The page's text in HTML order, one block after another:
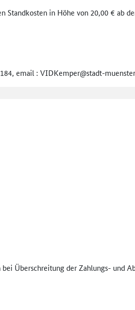
in Höhe von 20,00 € ab
email : VIDKemper@stadt-
Überschreitung der Zahlungs- und